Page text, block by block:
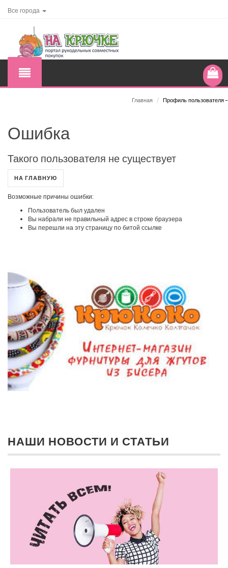
Все города
Главная / Профиль пользователя -
Ошибка
Такого пользователя не существует
НА ГЛАВНУЮ
Возможные причины ошибки:
Пользователь был удален
Вы набрали не правильный адрес в строке браузера
Вы перешли на эту страницу по битой ссылке
НАШИ НОВОСТИ И СТАТЬИ